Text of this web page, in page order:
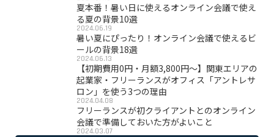
夏本番！暑い日に使えるオンライン会議で使え
る夏の背景10選
2024.06.19
暑い夏にぴったり！オンライン会議で使えるビ
ールの背景18選
2024.06.13
【初期費用0円・月額3,800円〜】関東エリアの
起業家・フリーランスがオフィス「アントレサ
ロン」を使う3つの理由
2024.04.08
フリーランスが初クライアントとのオンライン
会議で準備しておいた方がよいこと
2024.03.07